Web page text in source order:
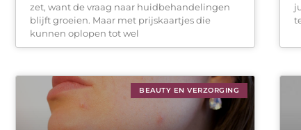
zet, want de vraag naar huidbehandelingen
blijft groeien. Maar met prijskaartjes die
kunnen oplopen tot wel
BEAUTY EN VERZORGING